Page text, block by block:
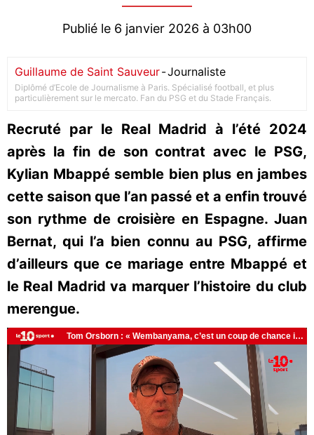
Publié le 6 janvier 2026 à 03h00
Guillaume de Saint Sauveur-Journaliste
Diplômé d’Ecole de Journalisme à Paris. Spécialisé football, et plus
particulièrement sur le mercato. Fan du PSG et du Stade Français.
Recruté par le Real Madrid à l’été 2024
après la fin de son contrat avec le PSG,
Kylian Mbappé semble bien plus en jambes
cette saison que l’an passé et a enfin trouvé
son rythme de croisière en Espagne. Juan
Bernat, qui l’a bien connu au PSG, affirme
d’ailleurs que ce mariage entre Mbappé et
le Real Madrid va marquer l’histoire du club
merengue.